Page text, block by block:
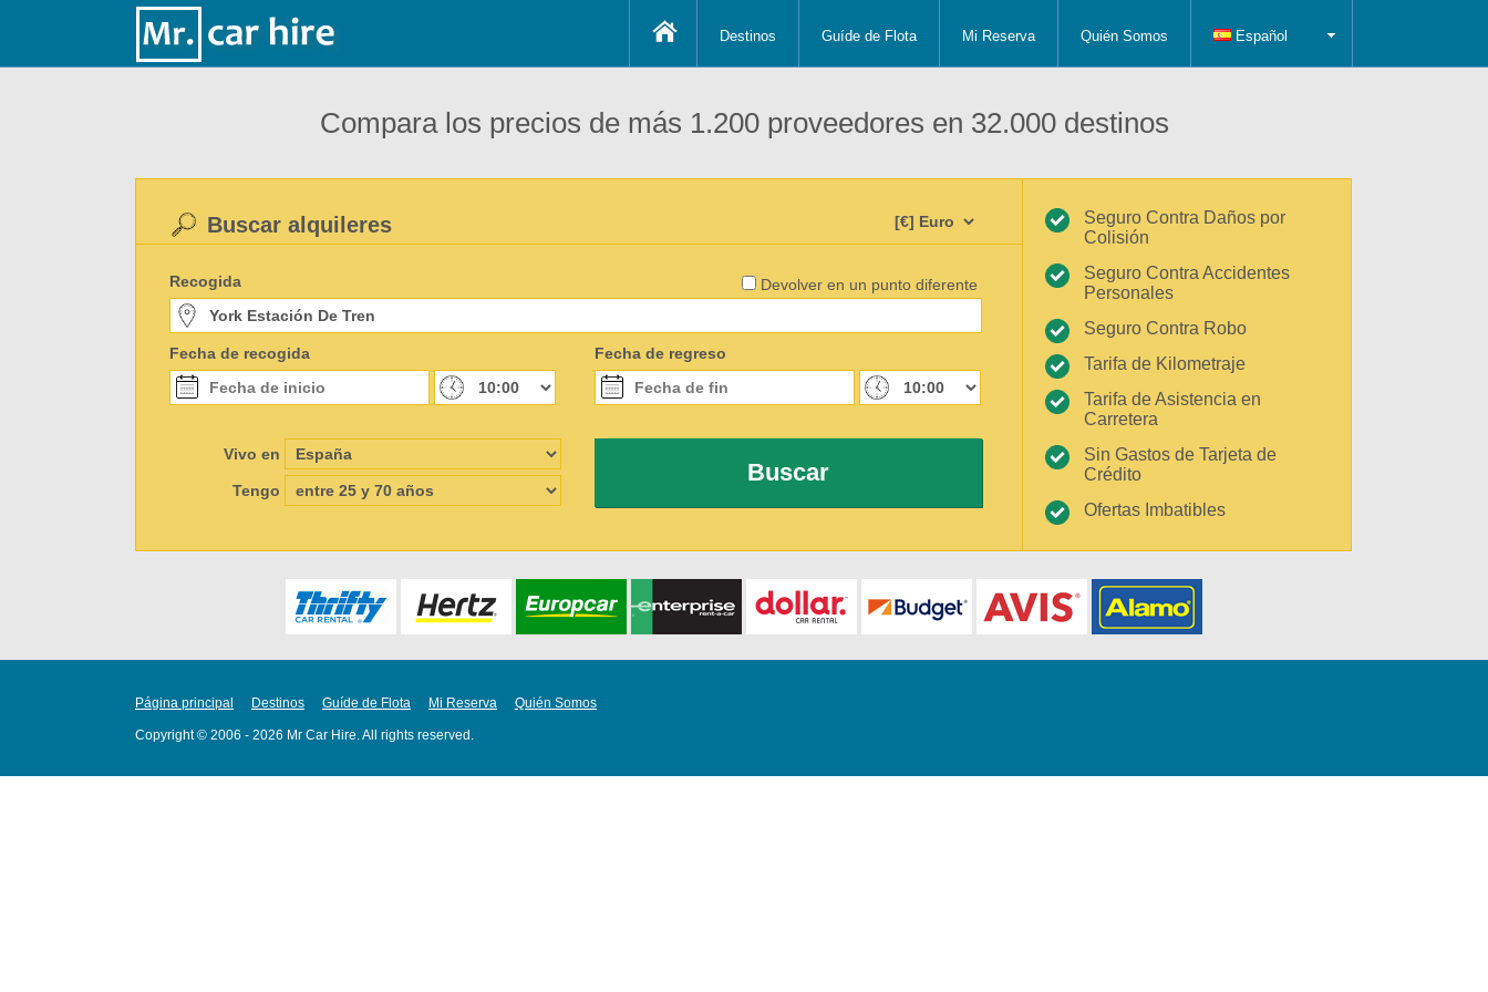
Destinos Guíde de Flota Mi Reserva Quién Somos Español
Compara los precios de más 1.200 proveedores en 32.000 destinos
Devolver en un punto diferente
Buscar alquileres
Recogida
Fecha de recogida Fecha de regreso
Vivo en
Tengo
Buscar
Seguro Contra Daños por
Colisión
Seguro Contra Accidentes
Personales
Seguro Contra Robo
Tarifa de Kilometraje
Tarifa de Asistencia en
Carretera
Sin Gastos de Tarjeta de
Crédito
Ofertas Imbatibles
Página principal Destinos Guíde de Flota Mi Reserva Quién Somos
Copyright © 2006 - 2026 Mr Car Hire. All rights reserved.